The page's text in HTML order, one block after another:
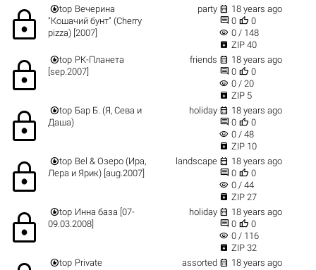
lock top Вечерина
"Кошачий бунт" (Cherry
pizza) [2007]
party  18 years ago
 0  0
visibility 0 / 148
 ZIP 40
lock top РК-Планета
[sep.2007]
friends  18 years ago
 0  0
visibility 0 / 20
 ZIP 5
lock top Бар Б. (Я, Сева и
Даша)
holiday  18 years ago
 0  0
visibility 0 / 48
 ZIP 10
lock top Bel & Озеро (Ира,
Лера и Ярик) [aug.2007]
landscape  18 years ago
 0  0
visibility 0 / 44
 ZIP 27
lock top Инна база [07-
09.03.2008]
holiday  18 years ago
 0  0
visibility 0 / 116
 ZIP 32
top Private assorted  18 years ago